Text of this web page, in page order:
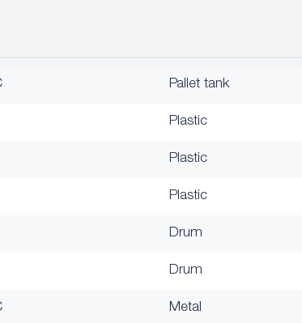
Pallet tank
Plastic
Plastic
Plastic
Drum
Drum
Metal